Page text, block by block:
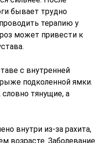
бывает трудно
терапию у
может привести к
с внутренней
подколенной ямки.
тянущие, а
внутри из-за рахита,
возрасте. Заболевание